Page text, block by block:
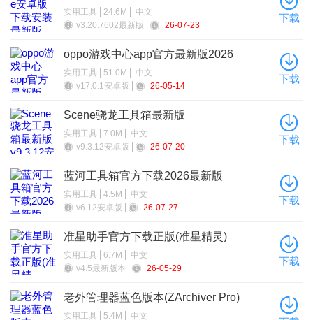
实用工具 24.6M
中文
v3.20.7602最新版
26-07-23
下载
oppo游戏中心app官方最新版2026
实用工具 51.0M
中文
v17.0.1安卓版
26-05-14
下载
Scene骁龙工具箱最新版
实用工具 7.0M
中文
v9.3.12安卓版
26-07-20
下载
蓝河工具箱官方下载2026最新版
实用工具 4.5M
中文
v6.12安卓版
26-07-27
下载
准星助手官方下载正版(准星精灵)
实用工具 6.7M
中文
v4.5最新版本
26-05-29
下载
老外管理器蓝色版本(ZArchiver Pro)
实用工具 5.4M 中文